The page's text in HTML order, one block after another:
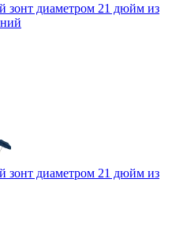
зонт диаметром 21 дюйм из
зонт диаметром 21 дюйм из